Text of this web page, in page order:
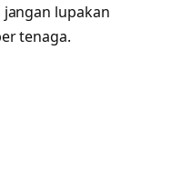
lupakan
tenaga.